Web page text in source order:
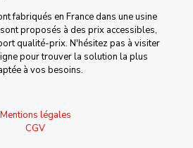
fabriqués en France dans une usine
proposés à des prix accessibles,
qualité-prix. N'hésitez pas à visiter
pour trouver la solution la plus
à vos besoins.
Mentions légales
CGV